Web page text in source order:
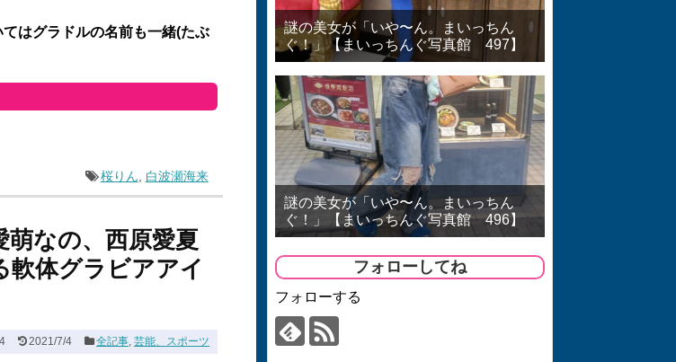
はグラドルの名前も一緒(たぶ
桜りん 白波瀬海来
なの、西原愛夏
軟体グラビアアイ
2021/7/4 全記事,芸能、スポーツ
謎の美女が「いや〜ん。まいっちん
ぐ！」【まいっちんぐ写真館 497】
謎の美女が「いや〜ん。まいっちん
ぐ！」【まいっちんぐ写真館 496】
フォローしてね
フォローする